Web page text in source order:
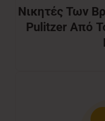
Νικητές Των
Pulitzer Από